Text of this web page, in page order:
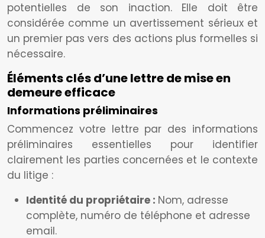
potentielles de son inaction. Elle doit être
considérée comme un avertissement sérieux et
un premier pas vers des actions plus formelles si
nécessaire.
Éléments clés d’une lettre de mise en
demeure efficace
Informations préliminaires
Commencez votre lettre par des informations
préliminaires essentielles pour identifier
clairement les parties concernées et le contexte
du litige :
Identité du propriétaire : Nom, adresse
complète, numéro de téléphone et adresse
email.